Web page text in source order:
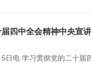
四中全会精神中央宣
电 学习贯彻党的二十届